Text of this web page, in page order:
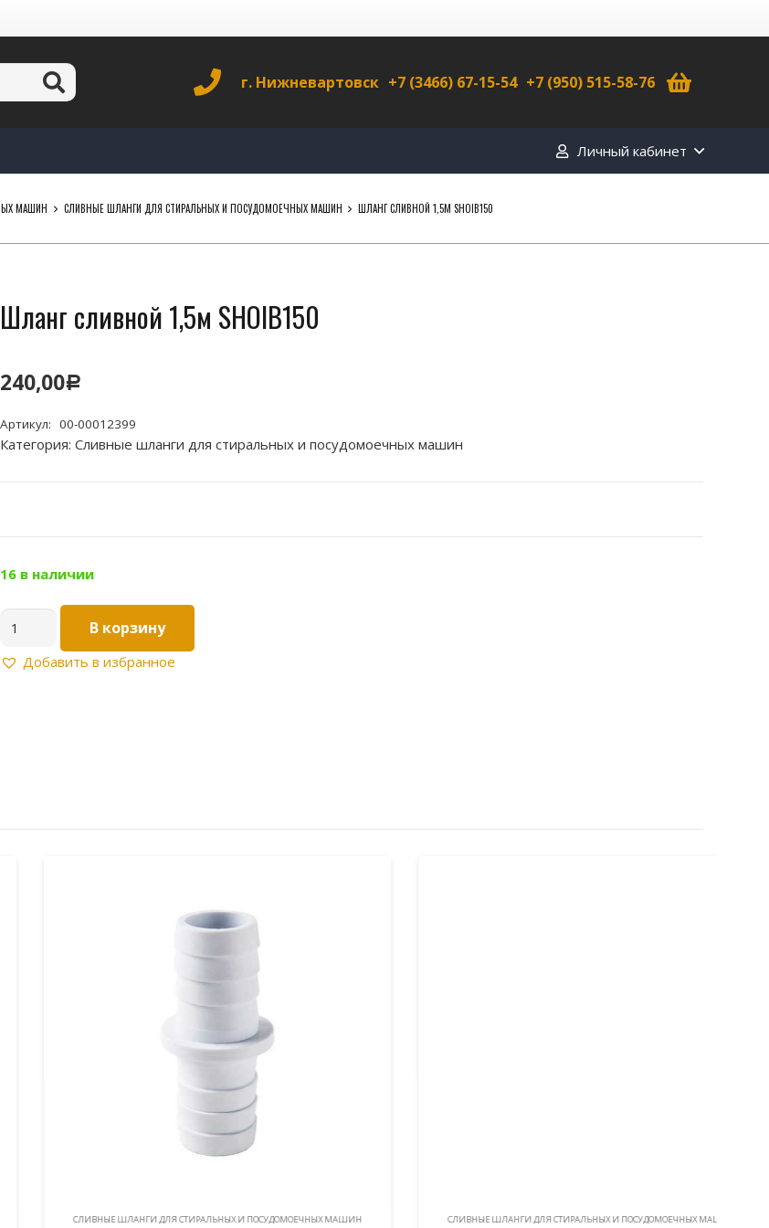
г. Нижневартовск +7 (3466) 67-15-54 +7 (950) 515-58-76
Личный кабинет
МАШИН СЛИВНЫЕ ШЛАНГИ ДЛЯ СТИРАЛЬНЫХ И ПОСУДОМОЕЧНЫХ МАШИН ШЛАНГ СЛИВНОЙ 1,5М SHOIB150
Шланг сливной 1,5м SHOIB150
240,00Р
Артикул: 00-00012399
Категория: Сливные шланги для стиральных и посудомоечных машин
16 в наличии
товара
Шланг
В корзину
Добавить в избранное
СЛИВНЫЕ ШЛАНГИ ДЛЯ СТИРАЛЬНЫХ И ПОСУДОМОЕЧНЫХ МАШИН СЛИВНЫЕ ШЛАНГИ ДЛЯ СТИРАЛЬНЫХ И ПОСУДОМОЕЧНЫХ МАШИН